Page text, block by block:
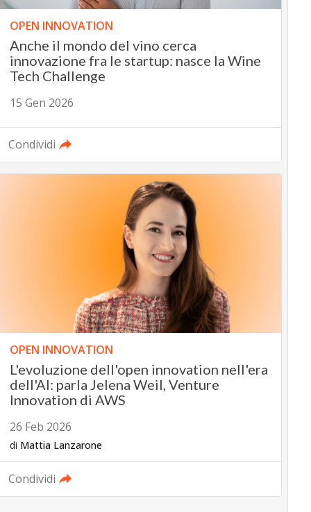
OPEN INNOVATION
Anche il mondo del vino cerca
innovazione fra le startup: nasce la Wine
Tech Challenge
15 Gen 2026
Condividi
OPEN INNOVATION
L'evoluzione dell'open innovation nell'era
dell'AI: parla Jelena Weil, Venture
Innovation di AWS
26 Feb 2026
di Mattia Lanzarone
Condividi